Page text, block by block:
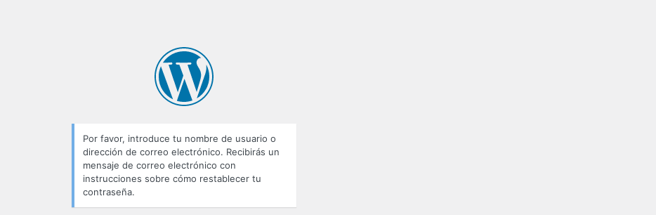
Por favor, introduce tu nombre de usuario o
dirección de correo electrónico. Recibirás un
mensaje de correo electrónico con
instrucciones sobre cómo restablecer tu
contraseña.